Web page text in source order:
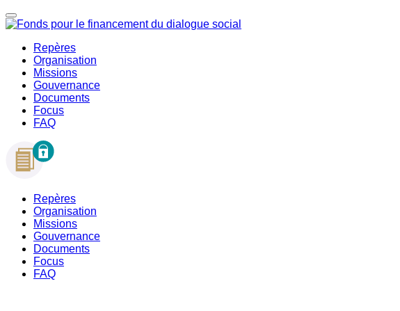
Repères
Organisation
Missions
Gouvernance
Documents
Focus
FAQ
Repères
Organisation
Missions
Gouvernance
Documents
Focus
FAQ